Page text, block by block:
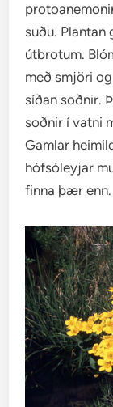
suðu. Plantan
útbrotum.
með smjöri
síðan soðnir.
soðnir í vatni
Gamlar
hófsóleyjar
finna þær enn.